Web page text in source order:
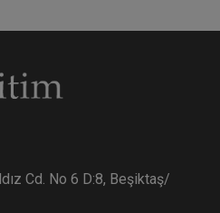
Cd. No 6 D:8, Beşiktaş/